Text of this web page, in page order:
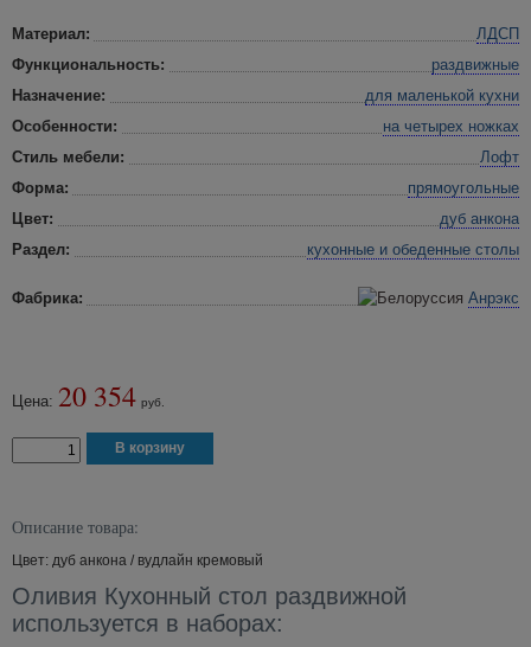
Материал:
ЛДСП
Функциональность:
раздвижные
Назначение:
для маленькой кухни
Особенности:
на четырех ножках
Стиль мебели:
Лофт
Форма:
прямоугольные
Цвет:
дуб анкона
Раздел:
кухонные и обеденные столы
Фабрика: Анрэкс
Цена: 20 354 руб.
Описание товара:
Цвет: дуб анкона / вудлайн кремовый
Оливия Кухонный стол раздвижной
используется в наборах: